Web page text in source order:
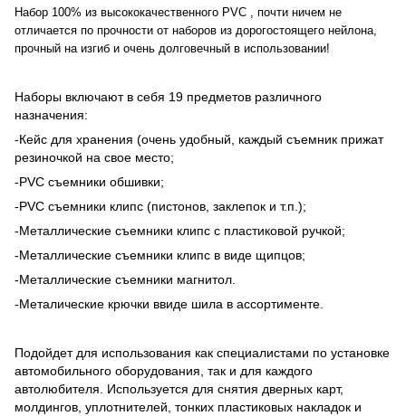
Набор 100% из высококачественного PVC , почти ничем не
отличается по прочности от наборов из дорогостоящего нейлона,
прочный на изгиб и очень долговечный в использовании!
Наборы включают в себя 19 предметов различного
назначения:
-Кейс для хранения (очень удобный, каждый съемник прижат
резиночкой на свое место;
-PVC съемники обшивки;
-PVC съемники клипс (пистонов, заклепок и т.п.);
-Металлические съемники клипс с пластиковой ручкой;
-Металлические съемники клипс в виде щипцов;
-Металлические съемники магнитол.
-Металические крючки ввиде шила в ассортименте.
Подойдет для использования как специалистами по установке
автомобильного оборудования, так и для каждого
автолюбителя. Используется для снятия дверных карт,
молдингов, уплотнителей, тонких пластиковых накладок и